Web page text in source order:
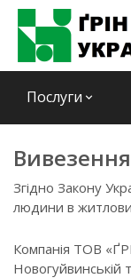
Послуги keyboard_arrow_down
Згідно Закону
людини в
Компанія ТОВ
Новогуйвинській